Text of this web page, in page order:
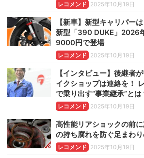
レコメンド 2025年10月19日
【新車】新型キャリパー
新型「390 DUKE」2026
9000円で登場
レコメンド 2025年10月19日
【インタビュー】後継者
イクショップは連絡を！
で乗り出す“事業継承”とは
レコメンド 2025年10月19日
高性能リアショックの前
の持ち腐れを防ぐ足まわ
レコメンド 2025年10月19日